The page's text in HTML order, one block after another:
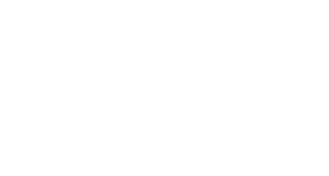
KL002G như thế nào?
và quy trình sản xuất nghiêm ngặt, đèn
có thể sử dụng trong nhiều năm nếu
cách.
gian phòng ngủ không?